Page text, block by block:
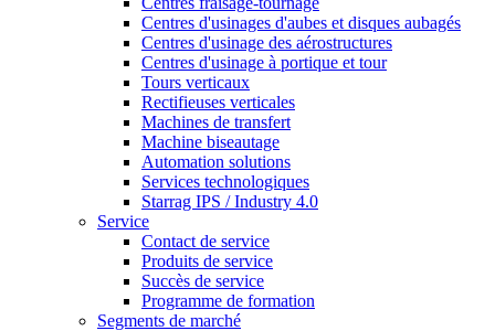
Centres d'usinages d'aubes et disques aubagés
Centres d'usinage des aérostructures
Centres d'usinage à portique et tour
Tours verticaux
Rectifieuses verticales
Machines de transfert
Machine biseautage
Automation solutions
Services technologiques
Starrag IPS / Industry 4.0
Service
Contact de service
Produits de service
Succès de service
Programme de formation
Segments de marché